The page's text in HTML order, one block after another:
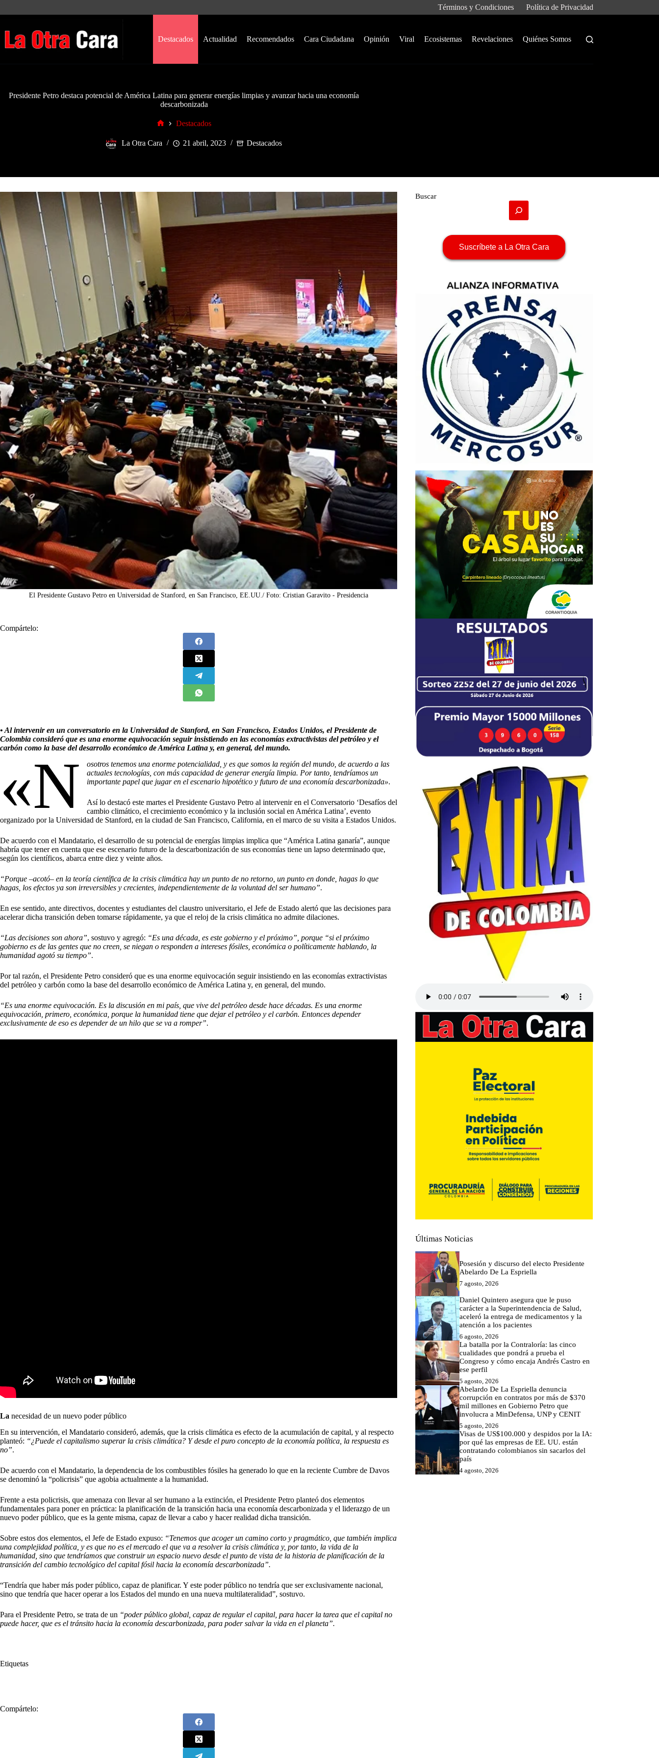
Términos y Condiciones Política de Privacidad
Destacados Actualidad Recomendados Cara Ciudadana Opinión Viral Ecosistemas Revelaciones Quiénes Somos
Presidente Petro destaca potencial de América Latina para generar energías limpias y avanzar hacia una economía
descarbonizada
Destacados
La Otra Cara 21 abril, 2023 Destacados
El Presidente Gustavo Petro en Universidad de Stanford, en San Francisco, EE.UU./ Foto: Cristian Garavito - Presidencia
Compártelo:
• Al intervenir en un conversatorio en la Universidad de Stanford, en San Francisco, Estados Unidos, el Presidente de
Colombia consideró que es una enorme equivocación seguir insistiendo en las economías extractivistas del petróleo y el
carbón como la base del desarrollo económico de América Latina y, en general, del mundo.
«N
osotros tenemos una enorme potencialidad, y es que somos la región del mundo, de acuerdo a las
actuales tecnologías, con más capacidad de generar energía limpia. Por tanto, tendríamos un
importante papel que jugar en el escenario hipotético y futuro de una economía descarbonizada».
Así lo destacó este martes el Presidente Gustavo Petro al intervenir en el Conversatorio ‘Desafíos del
cambio climático, el crecimiento económico y la inclusión social en América Latina’, evento
organizado por la Universidad de Stanford, en la ciudad de San Francisco, California, en el marco de su visita a Estados Unidos.
De acuerdo con el Mandatario, el desarrollo de su potencial de energías limpias implica que “América Latina ganaría”, aunque
habría que tener en cuenta que ese escenario futuro de la descarbonización de sus economías tiene un lapso determinado que,
según los científicos, abarca entre diez y veinte años.
“Porque –acotó– en la teoría científica de la crisis climática hay un punto de no retorno, un punto en donde, hagas lo que
hagas, los efectos ya son irreversibles y crecientes, independientemente de la voluntad del ser humano”.
En ese sentido, ante directivos, docentes y estudiantes del claustro universitario, el Jefe de Estado alertó que las decisiones para
acelerar dicha transición deben tomarse rápidamente, ya que el reloj de la crisis climática no admite dilaciones.
“Las decisiones son ahora”, sostuvo y agregó: “Es una década, es este gobierno y el próximo”, porque “si el próximo
gobierno es de las gentes que no creen, se niegan o responden a intereses fósiles, económica o políticamente hablando, la
humanidad agotó su tiempo”.
Por tal razón, el Presidente Petro consideró que es una enorme equivocación seguir insistiendo en las economías extractivistas
del petróleo y carbón como la base del desarrollo económico de América Latina y, en general, del mundo.
“Es una enorme equivocación. Es la discusión en mi país, que vive del petróleo desde hace décadas. Es una enorme
equivocación, primero, económica, porque la humanidad tiene que de​jar el petróleo y el carbón. Entonces depender
exclusivamente de eso es depender de un hilo que se va a romper”.​
​La necesidad de un nuevo poder público
En su intervención, el Mandatario consideró, además, que la crisis climática es efecto de la acumulación de capital, y al respecto
planteó: “¿Puede el capitalismo superar la crisis climática? Y desde el puro concepto de la economía política, la respuesta es
no”.
De acuerdo con el Mandatario, la dependencia de los combustibles fósiles ha generado lo que en la reciente Cumbre de Davos
se denominó la “policrisis” que agobia actualmente a la humanidad.
Frente a esta policrisis, que amenaza con llevar al ser humano a la extinción, el Presidente Petro planteó dos elementos
fundamentales para poner en práctica: la planificación de la transición hacia una economía descarbonizada y el liderazgo de un
nuevo poder público, que es la gente misma, capaz de llevar a cabo y hacer realidad dicha transición.
Sobre estos dos elementos, el Jefe de Estado expuso: “Tenemos que acoger un camino corto y pragmático, que también implica
una complejidad política, y es que no es el mercado el que va a resolver la crisis climática y, por tanto, la vida de la
humanidad, sino que tendríamos que construir un espacio nuevo desde el punto de vista de la historia de planificación de la
transición del cambio tecnológico del capital fósil hacia la economía descarbonizada”.
“Tendría que haber más poder público, capaz de planificar. Y este poder público no tendría que ser exclusivamente nacional,
sino que tendría que hacer operar a los Estados del mundo en una nueva multilateralidad”, sostuvo.
Para el Presidente Petro, se trata de un “poder público global, capaz de regular el capital, para hacer la tarea que el capital no
puede hacer, que es el tránsito hacia la economía descarbonizada, para poder salvar la vida en el planeta”.
Etiquetas
Compártelo:
Buscar
Suscríbete a La Otra Cara
Últimas Noticias
Posesión y discurso del electo Presidente
Abelardo De La Espriella
7 agosto, 2026
Daniel Quintero asegura que le puso
carácter a la Superintendencia de Salud,
aceleró la entrega de medicamentos y la
atención a los pacientes
6 agosto, 2026
La batalla por la Contraloría: las cinco
cualidades que pondrá a prueba el
Congreso y cómo encaja Andrés Castro en
ese perfil
5 agosto, 2026
Abelardo De La Espriella denuncia
corrupción en contratos por más de $370
mil millones en Gobierno Petro que
involucra a MinDefensa, UNP y CENIT
5 agosto, 2026
Visas de US$100.000 y despidos por la IA:
por qué las empresas de EE. UU. están
contratando colombianos sin sacarlos del
país
4 agosto, 2026